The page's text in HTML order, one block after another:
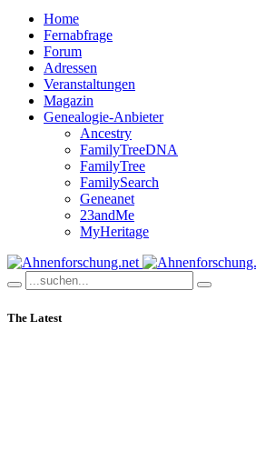
Home
Fernabfrage
Forum
Adressen
Veranstaltungen
Magazin
Genealogie-Anbieter
Ancestry
FamilyTreeDNA
FamilyTree
FamilySearch
Geneanet
23andMe
MyHeritage
The Latest